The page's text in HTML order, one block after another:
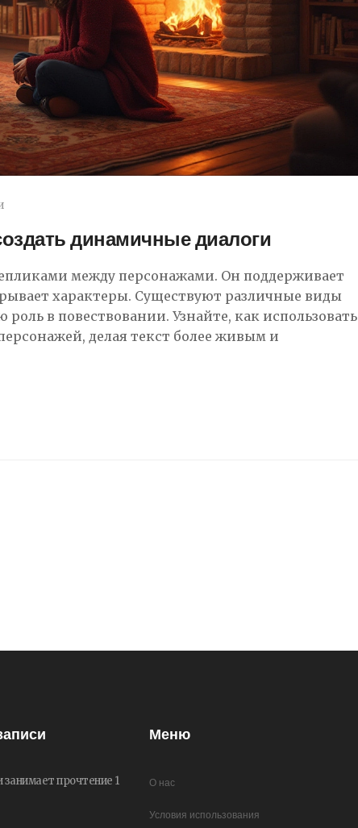
динамичные диалоги
между персонажами. Он поддерживает
характеры. Существуют различные виды
в повествовании. Узнайте, как использовать
делая текст более живым и
занимает прочтение 1
Меню
О нас
Условия использования